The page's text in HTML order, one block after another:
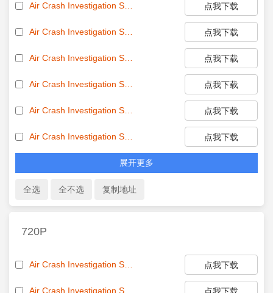
点我下载
点我下载
点我下载
点我下载
点我下载
点我下载
展开更多
720P
点我下载
点我下载